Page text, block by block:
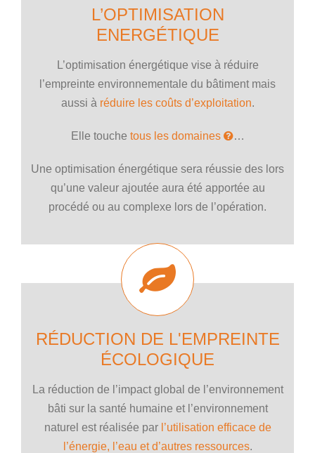
L’OPTIMISATION
ENERGÉTIQUE
L’optimisation énergétique vise à réduire
l’empreinte environnementale du bâtiment mais
aussi à réduire les coûts d’exploitation.
Elle touche tous les domaines …
Une optimisation énergétique sera réussie des lors
qu’une valeur ajoutée aura été apportée au
procédé ou au complexe lors de l’opération.
RÉDUCTION DE L'EMPREINTE
ÉCOLOGIQUE
La réduction de l’impact global de l’environnement
bâti sur la santé humaine et l’environnement
naturel est réalisée par l’utilisation efficace de
l’énergie, l’eau et d’autres ressources.